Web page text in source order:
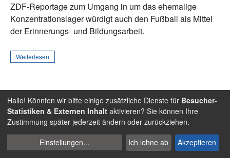
ZDF-Reportage zum Umgang in um das ehemalige
Konzentrationslager würdigt auch den Fußball als Mittel
der Erinnerungs- und Bildungsarbeit.
Weiterlesen
28. Februar 2020
Menschenrechte
Auch der Fußball
zeigt Gesicht gegen
rassistischen Terror
Cookies
verwalten
Hallo! Könnten wir bitte einige zusätzliche Dienste für Besucher-
Statistiken & Externen Inhalt aktivieren? Sie können Ihre
Zustimmung später jederzeit ändern oder zurückziehen.
Einstellungen... Ich lehne ab Akzeptieren